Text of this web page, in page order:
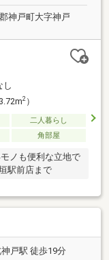
神戸町大字神戸
し
2）
二人暮らし
角部屋
ノも便利な立地で
駅前店まで
戸駅 徒歩19分